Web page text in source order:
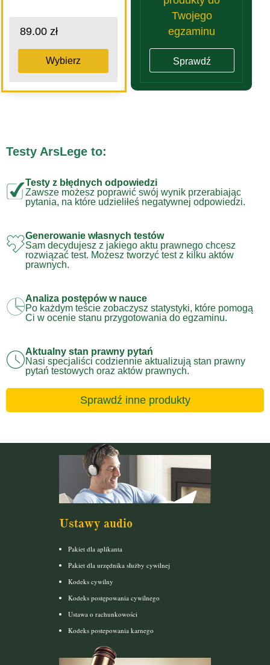
89.00 zł
Wybierz
Twojego
egzaminu
Sprawdź
Testy ArsLege to:
Testy z błędnych odpowiedzi
Zawsze możesz poprawić swój wynik przerabiając
pytania, na które udzieliłeś negatywnej odpowiedzi.
Generowanie własnych testów
Sam decydujesz z jakiego aktu prawnego chcesz
rozwiązać test. Możesz tworzyć test z kilku aktów
prawnych.
Analiza postępów w nauce
Po każdym teście zobaczysz statystyki, które pomogą
Ci w ocenie stanu przygotowania do egzaminu.
Aktualny stan prawny pytań
Nasi specjaliści codziennie aktualizują stan prawny
pytań testowych oraz aktów prawnych.
Sprawdź inne produkty
Ustawy audio
Pakiet dla aplikanta
Pakiet dla urzędnika służby cywilnej
Kodeks cywilny
Kodeks postępowania cywilnego
Ustawa o rachunkowości
Kodeks postepowania karnego